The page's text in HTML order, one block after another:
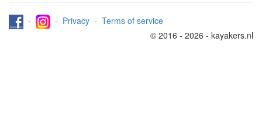
- - Privacy - Terms of service
© 2016 - 2026 - kayakers.nl